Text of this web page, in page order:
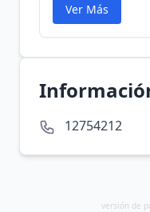
Ver Más
12754212
versión de